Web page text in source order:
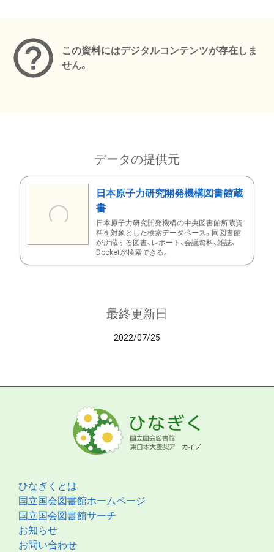
この資料にはデジタルコンテンツが存在しま
せん。
データの提供元
日本原子力研究開発機構図書館蔵
書
日本原子力研究開発機構の中央図書館所蔵資
料を対象とした検索データベース。同図書館
が所蔵する図書、レポート、会議資料、雑誌、
Docketが検索できる。
最終更新日
2022/07/25
ひなぎくとは
国立国会図書館ホームページ
国立国会図書館サーチ
お知らせ
お問い合わせ